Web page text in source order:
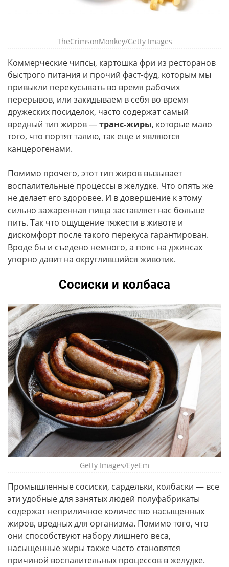
TheCrimsonMonkey/Getty Images
Коммерческие чипсы, картошка фри из ресторанов
быстрого питания и прочий фаст-фуд, которым мы
привыкли перекусывать во время рабочих
перерывов, или закидываем в себя во время
дружеских посиделок, часто содержат самый
вредный тип жиров —транс-жиры, которые мало
того, что портят талию, так еще и являются
канцерогенами.
Помимо прочего, этот тип жиров вызывает
воспалительные процессы в желудке. Что опять же
не делает его здоровее. И в довершение к этому
сильно зажаренная пища заставляет нас больше
пить. Так что ощущение тяжести в животе и
дискомфорт после такого перекуса гарантирован.
Вроде бы и съедено немного, а пояс на джинсах
упорно давит на округлившийся животик.
Сосиски и колбаса
Getty Images/EyeEm
Промышленные сосиски, сардельки, колбаски — все
эти удобные для занятых людей полуфабрикаты
содержат неприличное количество насыщенных
жиров, вредных для организма. Помимо того, что
они способствуют набору лишнего веса,
насыщенные жиры также часто становятся
причиной воспалительных процессов в желудке.